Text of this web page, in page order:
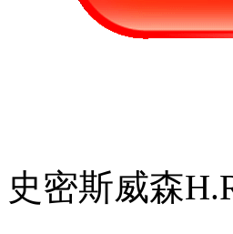
史密斯威森